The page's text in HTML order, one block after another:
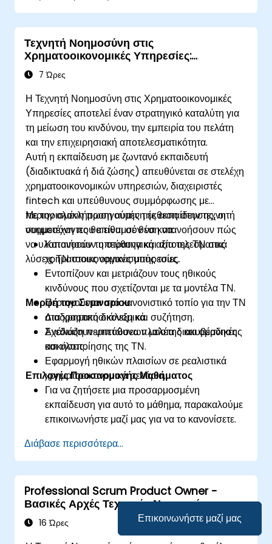
Επικοινωνήστε μαζί μας
Τεχνητή Νοημοσύνη στις
Χρηματοοικονομικές Υπηρεσίες:
Στρατηγική, Ηθική & Κανονισμός
7 Ώρες
Η Τεχνητή Νοημοσύνη στις Χρηματοοικονομικές
Υπηρεσίες αποτελεί έναν στρατηγικό καταλύτη για
τη μείωση του κινδύνου, την εμπειρία του πελάτη
και την επιχειρησιακή αποτελεσματικότητα.
Αυτή η εκπαίδευση με ζωντανό εκπαιδευτή
(διαδικτυακά ή διά ζώσης) απευθύνεται σε στελέχη
χρηματοοικονομικών υπηρεσιών, διαχειριστές
fintech και υπεύθυνους συμμόρφωσης με
περιορισμένη προηγούμενη έκθεση στην τεχνητή
νοημοσύνη που επιθυμούν να κατανοήσουν πώς
να υλοποιήσουν υπεύθυνα και αποτελεσματικά
λύσεις ΤΝ στους οργανισμούς τους.
Με την ολοκλήρωση αυτής της εκπαίδευσης, οι
συμμετέχοντες θα είναι σε θέση να:
Κατανοούν τη στρατηγική αξία της ΤΝ στις
χρηματοοικονομικές υπηρεσίες.
Εντοπίζουν και μετριάζουν τους ηθικούς
κινδύνους που σχετίζονται με τα μοντέλα ΤΝ.
Περιηγούνται στο κανονιστικό τοπίο για την ΤΝ
στα χρηματοοικονομικά.
Σχεδιάζουν υπεύθυνα πλαίσια διακυβέρνησης
και υλοποίησης της ΤΝ.
Μορφή του Σεμιναρίου
Διαδραστική διάλεξη και συζήτηση.
Ανάλυση περιπτώσεων μελέτης και ομαδικές
ασκήσεις.
Εφαρμογή ηθικών πλαισίων σε ρεαλιστικά
χρηματοοικονομικά σενάρια.
Επιλογές Προσαρμογής Μαθήματος
Για να ζητήσετε μια προσαρμοσμένη
εκπαίδευση για αυτό το μάθημα, παρακαλούμε
επικοινωνήστε μαζί μας για να το κανονίσετε.
Διάβασε περισσότερα...
Professional Scrum Product Owner -
Βασικές Αρχές Τεχνητής Νοημοσύνης
16 Ώρες